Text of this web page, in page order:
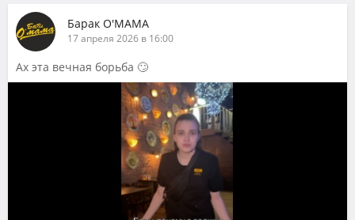
Барак О'МАМА
17 апреля 2026 в 16:00
Ах эта вечная борьба 🙄